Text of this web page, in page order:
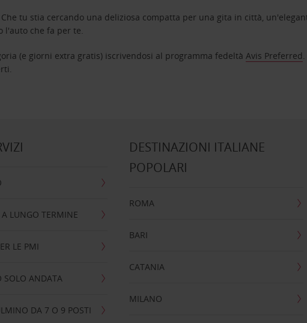
tu stia cercando una deliziosa compatta per una gita in città,
l'auto che fa per te.
(e giorni extra gratis) iscrivendosi al programma fedeltàAvis Preferred
attenderti.
LUNGO TERMINE
LE PMI
SOLO ANDATA
DA 7 O 9 POSTI
DESTINAZIONI ITALIANE
POPOLARI
ROMA
BARI
CATANIA
MILANO